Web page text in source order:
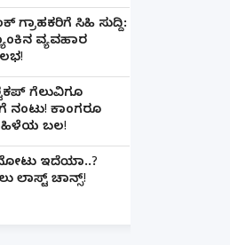
ಗ್ರಾಹಕರಿಗೆ ಸಿಹಿ ಸುದ್ದಿ:
ವ್ಯವಹಾರ
ಗೆಲುವಿಗೂ
ನಂಟು! ಕಾಂಗರೂ
ಬಲ!
ನೋಟು ಇದೆಯಾ..?
ಲಾಸ್ಟ್‌ ಚಾನ್ಸ್‌!